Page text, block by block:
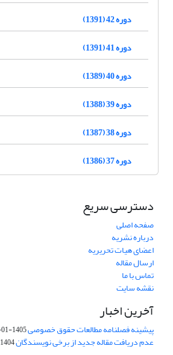
دوره 42 (1391)
دوره 41 (1391)
دوره 40 (1389)
دوره 39 (1388)
دوره 38 (1387)
دوره 37 (1386)
دسترسی سریع
صفحه اصلی
درباره نشریه
اعضای هیات تحریریه
ارسال مقاله
تماس با ما
نقشه سایت
آخرین اخبار
پیشینه فصلنامه مطالعات حقوق خصوصی1405-01-01
عدم دریافت مقاله جدید از برخی نویسندگان1404-03-20